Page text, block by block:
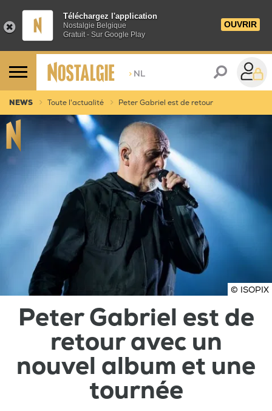
Téléchargez l'application
Nostalgie Belgique
Gratuit - Sur Google Play
OUVRIR
> NL
NEWS Toute l'actualité Peter Gabriel est de retour
© ISOPIX
Peter Gabriel est de
retour avec un
nouvel album et une
tournée